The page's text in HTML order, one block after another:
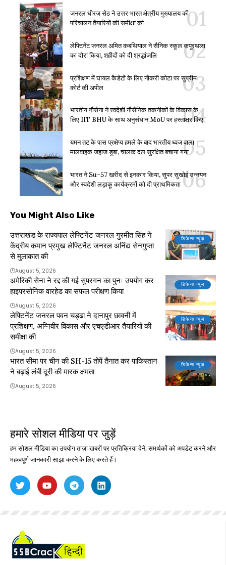
जनरल धीरज सेठ ने उत्तर भारत क्षेत्रीय मुख्यालय की
परिचालन तैयारियों की समीक्षा की
लेफ्टिनेंट जनरल अमित कबथियाल ने सैनिक स्कूल कपूरथला
का दौरा किया, शहीदों को दी श्रद्धांजलि
प्रशिक्षण में घायल कैडेटों के लिए नौकरी कोटा पर सुप्रीम
कोर्ट की अपील
भारतीय नौसेना ने स्वदेशी नौसैनिक तकनीकों के विकास के
लिए IIT BHU के साथ अनुसंधान MoU पर हस्ताक्षर किए
यमन तट के पास प्रक्षेप्य हमले के बाद भारतीय ध्वज वाला
मालवाहक जहाज डूबा, चालक दल सुरक्षित बचाया गया
भारत ने Su-57 खरीद से इनकार किया, सुपर सुखोई उन्नयन
और स्वदेशी लड़ाकू कार्यक्रमों को दी प्राथमिकता
You Might Also Like
डिफेन्स न्यूज़
उत्तराखंड के राज्यपाल लेफ्टिनेंट जनरल गुरमीत सिंह ने
केंद्रीय कमान प्रमुख लेफ्टिनेंट जनरल अनिंद्य सेनगुप्ता
से मुलाकात की
August 5, 2026
डिफेन्स न्यूज़
अमेरिकी सेना ने रद्द की गई सुपरगन का पुनः उपयोग कर
हाइपरसोनिक वारहेड का सफल परीक्षण किया
August 5, 2026
डिफेन्स न्यूज़
लेफ्टिनेंट जनरल पवन चड्ढा ने दानापुर छावनी में
प्रशिक्षण, अग्निवीर विकास और एचएडीआर तैयारियों की
समीक्षा की
August 5, 2026
डिफेन्स न्यूज़
भारत सीमा पर चीन की SH-15 तोपें तैनात कर पाकिस्तान
ने बढ़ाई लंबी दूरी की मारक क्षमता
August 5, 2026
हमारे सोशल मीडिया पर जुड़ें
हम सोशल मीडिया का उपयोग ताज़ा खबरों पर प्रतिक्रिया देने, समर्थकों को अपडेट करने और
महत्वपूर्ण जानकारी साझा करने के लिए करते हैं।